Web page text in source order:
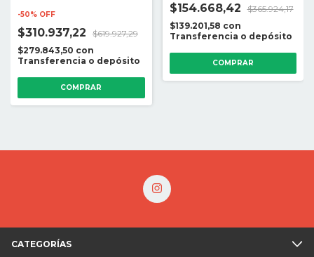
-50% OFF
$310.937,22
$619.927,29
$279.843,50 con
Transferencia o depósito
$154.668,42
$365.924,17
$139.201,58 con
Transferencia o depósito
CATEGORÍAS